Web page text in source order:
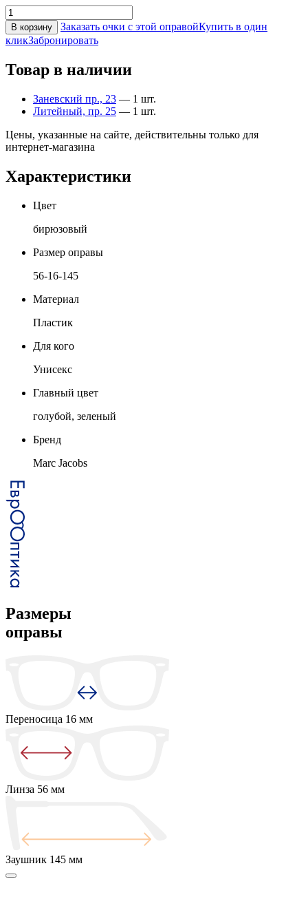
В корзину Заказать очки с этой оправойКупить в один
кликЗабронировать
Товар в наличии
Заневский пр., 23 — 1 шт.
Литейный, пр. 25 — 1 шт.
Цены, указанные на сайте, действительны только для
интернет-магазина
Характеристики
Цвет
бирюзовый
Размер оправы
56-16-145
Материал
Пластик
Для кого
Унисекс
Главный цвет
голубой, зеленый
Бренд
Marc Jacobs
Размеры
оправы
Переносица 16 мм
Линза 56 мм
Заушник 145 мм